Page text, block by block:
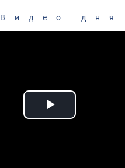
Видео дня
Play Video